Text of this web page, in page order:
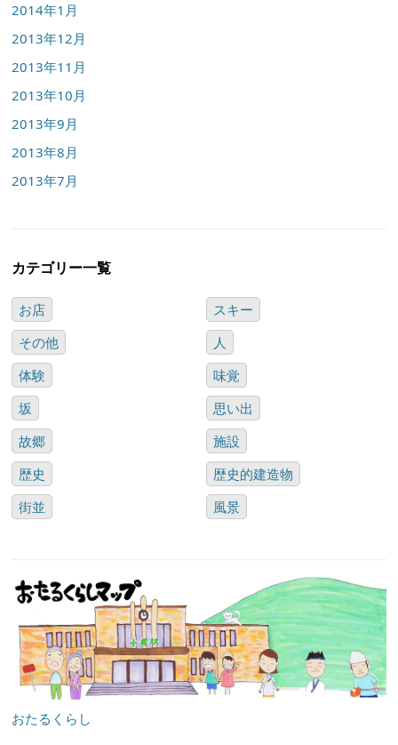
2014年1月
2013年12月
2013年11月
2013年10月
2013年9月
2013年8月
2013年7月
カテゴリー一覧
お店
スキー
その他
人
体験
味覚
坂
思い出
故郷
施設
歴史
歴史的建造物
街並
風景
おたるくらし